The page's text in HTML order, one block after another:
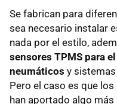
Se fabrican para
sea necesario instalar
nada por el estilo,
sensores TPMS para
neumáticos y
Pero el caso es que
han aportado algo más